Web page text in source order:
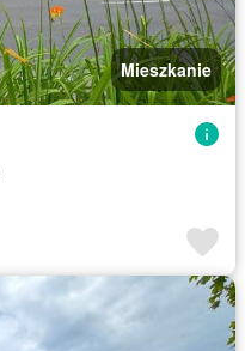
Mieszkanie